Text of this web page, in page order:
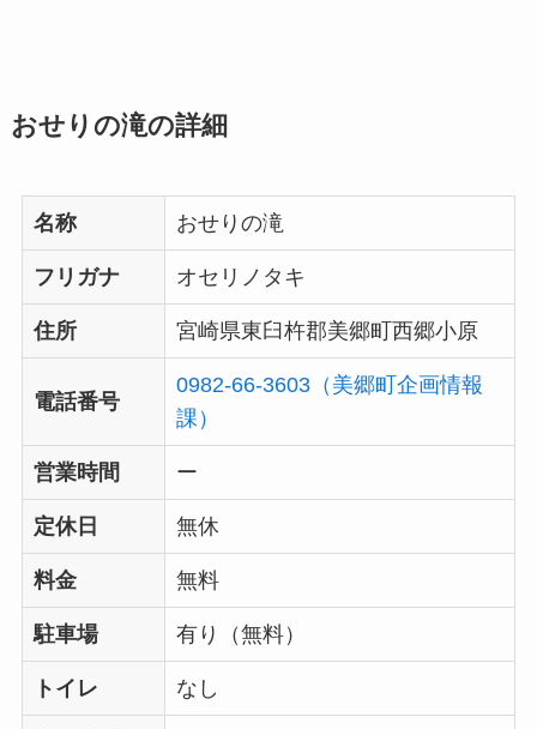
おせりの滝の詳細
名称 おせりの滝
フリガナ オセリノタキ
住所 宮崎県東臼杵郡美郷町西郷小原
電話番号
0982-66-3603（美郷町企画情報
課）
営業時間 ー
定休日 無休
料金 無料
駐車場 有り（無料）
トイレ なし